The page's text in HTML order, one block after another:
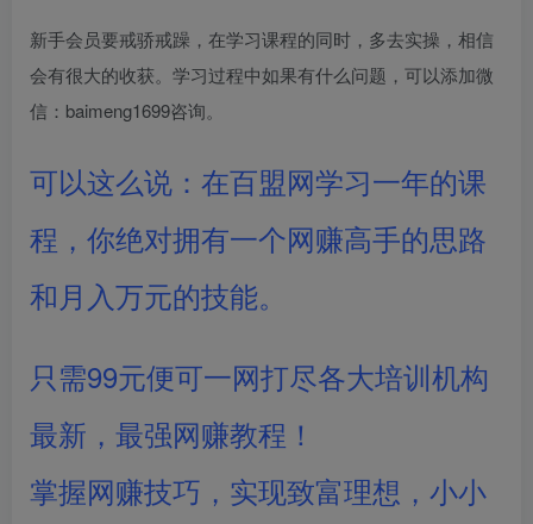
新手会员要戒骄戒躁，在学习课程的同时，多去实操，相信
会有很大的收获。学习过程中如果有什么问题，可以添加微
信：baimeng1699咨询。
可以这么说：在百盟网学习一年的课
程，你绝对拥有一个网赚高手的思路
和月入万元的技能。
只需99元便可一网打尽各大培训机构
最新，最强网赚教程！
掌握网赚技巧，实现致富理想，小小